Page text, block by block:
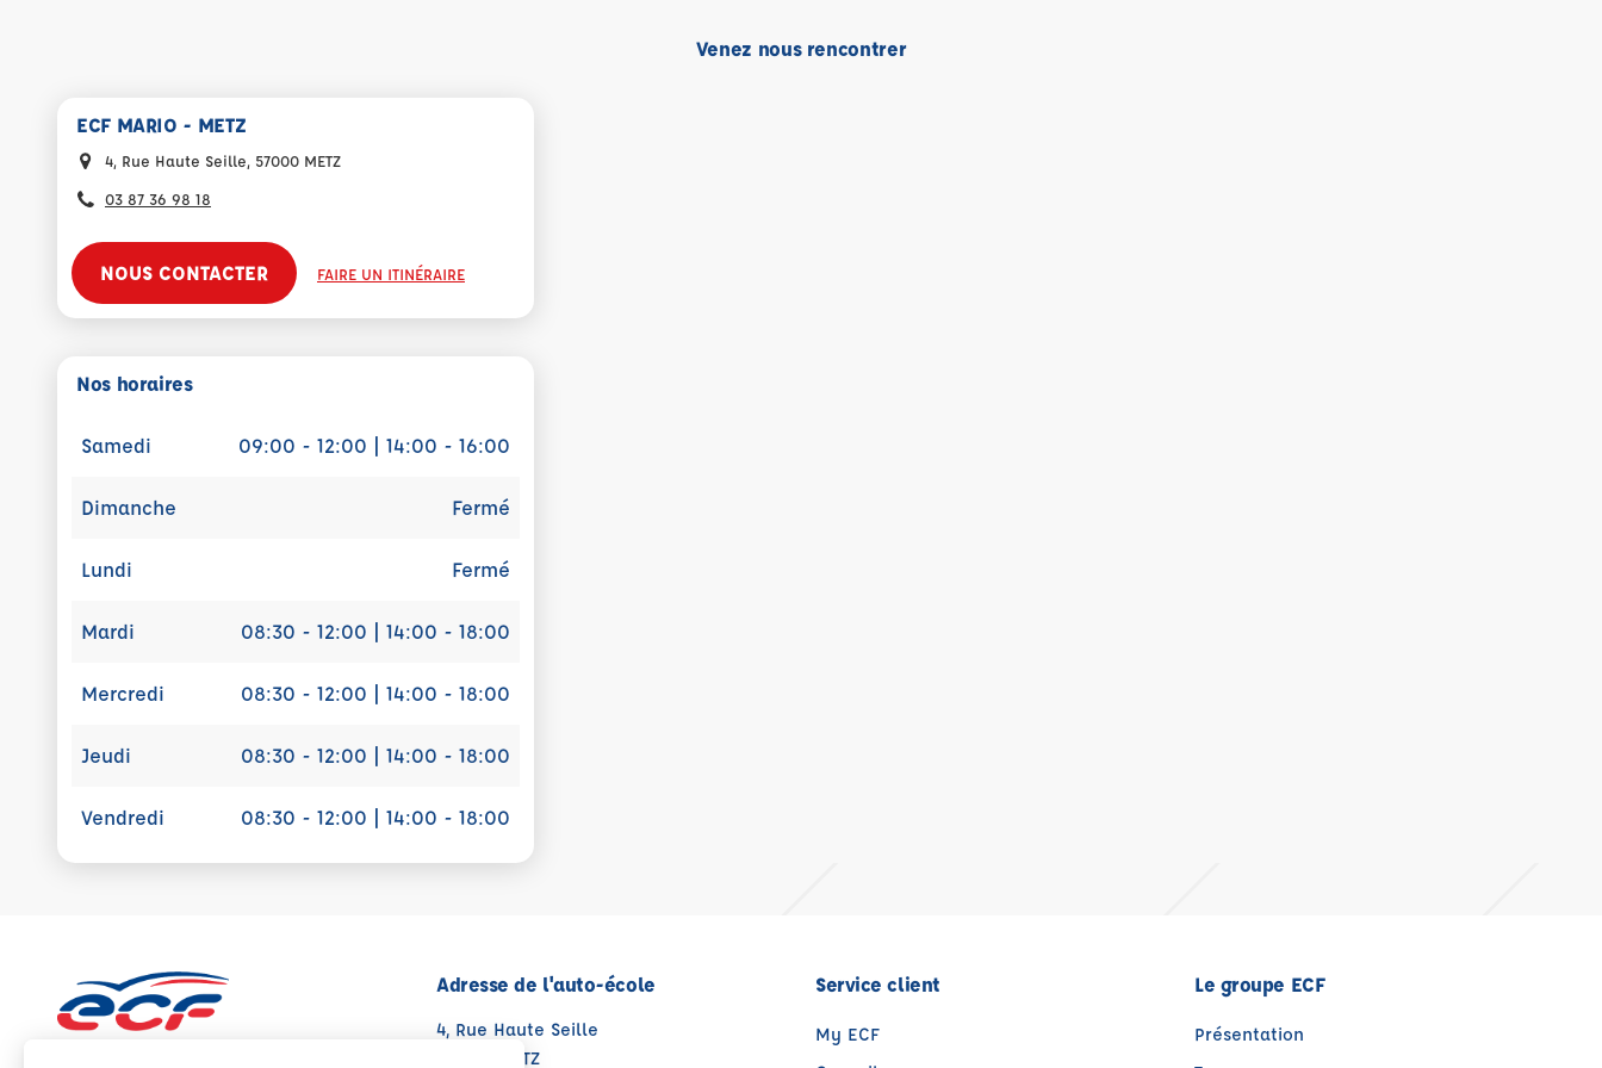
Venez nous rencontrer
ECF MARIO - METZ
4, Rue Haute Seille, 57000 METZ
03 87 36 98 18
NOUS CONTACTER FAIRE UN ITINÉRAIRE
Nos horaires
Samedi 09:00 - 12:00 | 14:00 - 16:00
Dimanche Fermé
Lundi Fermé
Mardi 08:30 - 12:00 | 14:00 - 18:00
Mercredi 08:30 - 12:00 | 14:00 - 18:00
Jeudi 08:30 - 12:00 | 14:00 - 18:00
Vendredi 08:30 - 12:00 | 14:00 - 18:00
Adresse de l'auto-école
4, Rue Haute Seille
57000 METZ
Service client
My ECF
Le groupe ECF
Présentation